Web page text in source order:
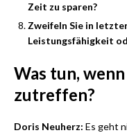
Zeit zu sparen?
Zweifeln Sie in
Leistungsfähigkeit
Was tun,
zutreffen?
Doris Neuherz: Es geht